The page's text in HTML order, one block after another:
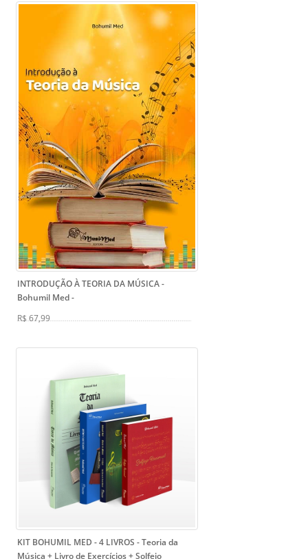
INTRODUÇÃO À TEORIA DA MÚSICA -
Bohumil Med-
R$ 67,99
KIT BOHUMIL MED - 4 LIVROS - Teoria da
Música + Livro de Exercícios + Solfejo